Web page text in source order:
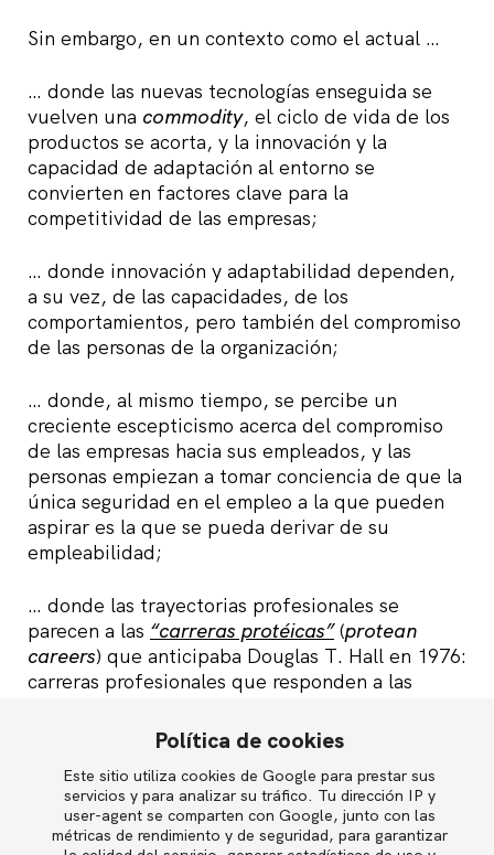
English
Sin embargo, en un contexto como el actual …
… donde las nuevas tecnologías enseguida se
vuelven una commodity, el ciclo de vida de los
productos se acorta, y la innovación y la
capacidad de adaptación al entorno se
convierten en factores clave para la
competitividad de las empresas;
… donde innovación y adaptabilidad dependen,
a su vez, de las capacidades, de los
comportamientos, pero también del compromiso
de las personas de la organización;
… donde, al mismo tiempo, se percibe un
creciente escepticismo acerca del compromiso
de las empresas hacia sus empleados, y las
personas empiezan a tomar conciencia de que la
única seguridad en el empleo a la que pueden
aspirar es la que se pueda derivar de su
empleabilidad;
… donde las trayectorias profesionales se
parecen a las “carreras protéicas”(protean
careers) que anticipaba Douglas T. Hall en 1976:
carreras profesionales que responden a las
que a las de la organización, cuyo éxito depende
que se sustentan en un ciclo continuo de
aprendizaje;
Política de cookies
Este sitio utiliza cookies de Google para prestar sus
servicios y para analizar su tráfico. Tu dirección IP y
user-agent se comparten con Google, junto con las
métricas de rendimiento y de seguridad, para garantizar